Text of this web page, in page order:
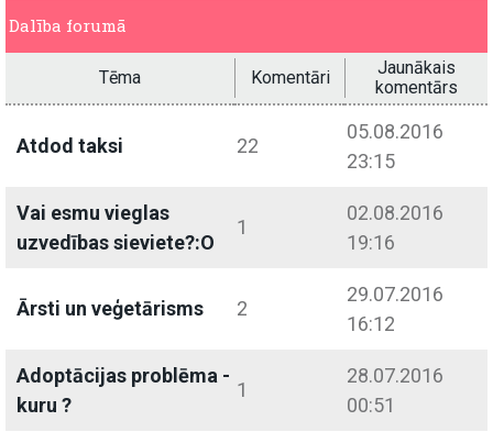
Dalība forumā
Tēma Komentāri
Jaunākais
komentārs
Atdod taksi 22
05.08.2016
23:15
Vai esmu vieglas
uzvedības sieviete?:O
1
02.08.2016
19:16
Ārsti un veģetārisms 2
29.07.2016
16:12
Adoptācijas problēma -
kuru ?
1
28.07.2016
00:51